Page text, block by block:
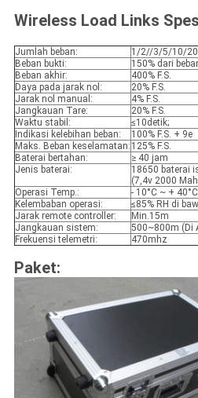
Wireless Load Links
Jumlah beban:
1/2//3/5/10/
Beban bukti:
150% dari
Beban akhir:
400% F.S.
Daya pada jarak nol:
20% F.S.
Jarak nol manual:
4% F.S.
Jangkauan Tare:
20% F.S.
Waktu stabil:
≤10detik;
Indikasi kelebihan beban:
100% F.S. + 9e
Maks. Beban keselamatan: 125% F.S.
Baterai bertahan:
≥ 40 jam
Jenis baterai:
18650 baterai
(7,4v 2000
Operasi Temp.:
- 10°C ~ + 40°C
Kelembaban operasi:
≤85% RH di
Jarak remote controller:
Min.15m
Jangkauan sistem:
500~800m (Di
Frekuensi telemetri:
470mhz
Paket: